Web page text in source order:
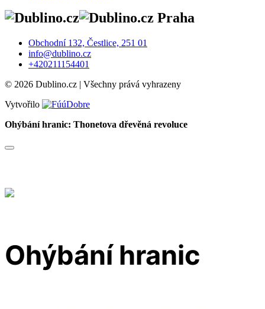
Praha
Obchodní 132, Čestlice, 251 01
info@dublino.cz
+420211154401
© 2026 Dublino.cz | Všechny prává vyhrazeny
Vytvořilo
Ohýbání hranic: Thonetova dřevěná revoluce
Ohýbání hranic